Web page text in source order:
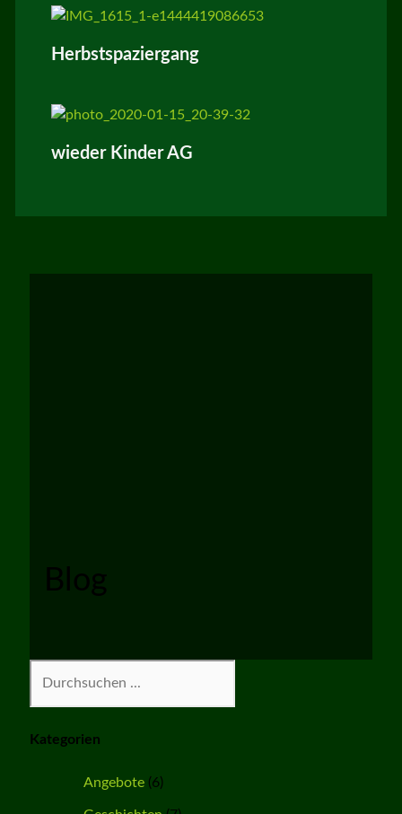
Herbstspaziergang
wieder Kinder AG
Blog
Kategorien
Angebote(6)